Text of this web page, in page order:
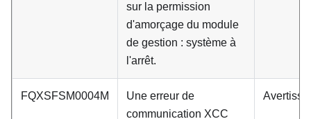
sur la permission
d'amorçage du module
de gestion : système à
l'arrêt.
FQXSFSM0004M
Une erreur de
communication XCC